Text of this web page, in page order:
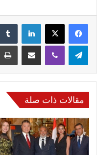
فيسبوك لينكدإن
مقالات ذات صلة